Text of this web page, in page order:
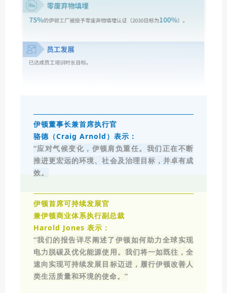
伊顿董事长兼首席执行官
骆德（Craig Arnold）表示：
“应对气候变化，伊顿肩负重任。我们正在不断
推进更宏远的环境、社会及治理目标，并卓有成
效。
伊顿首席可持续发展官
兼伊顿商业体系执行副总裁
Harold Jones 表示：
“我们的报告详尽阐述了伊顿如何助力全球实现
电力脱碳及优化能源使用。我们将一如既往，全
速向实现可持续发展目标迈进，履行伊顿改善人
类生活质量和环境的使命。”